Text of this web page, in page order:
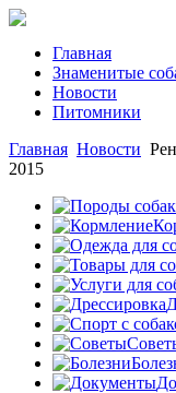
Главная
Знаменитые
Новости
Питомники
Главная Новости
2015